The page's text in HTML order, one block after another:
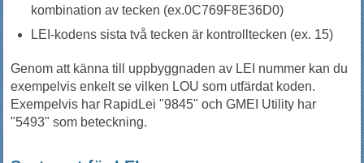
kombination av tecken (ex.0C769F8E36D0)
LEI-kodens sista två tecken är kontrolltecken (ex. 15)
Genom att känna till uppbyggnaden av LEI nummer kan du
exempelvis enkelt se vilken LOU som utfärdat koden.
Exempelvis har RapidLei "9845" och GMEI Utility har
"5493" som beteckning.